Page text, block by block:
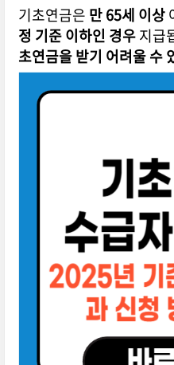
기초연금은 만 65세 이상
정 기준 이하인 경우지급
초연금을 받기 어려울 수